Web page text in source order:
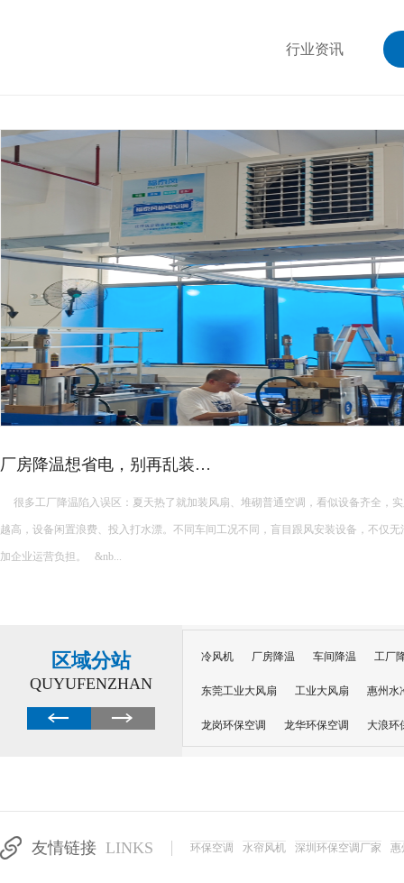
行业资讯
厂房降温想省电，别再乱装…
很多工厂降温陷入误区：夏天热了就加装风扇、堆砌普通空调，看似设备齐全，
越高，设备闲置浪费、投入打水漂。不同车间工况不同，盲目跟风安装设备，不仅
加企业运营负担。 &nb...
区域分站
QUYUFENZHAN
冷风机 厂房降温 车间降温 工厂
东莞工业大风扇 工业大风扇 惠州水
龙岗环保空调 龙华环保空调 大浪环
友情链接 LINKS 环保空调 水帘风机 深圳环保空调厂家 惠